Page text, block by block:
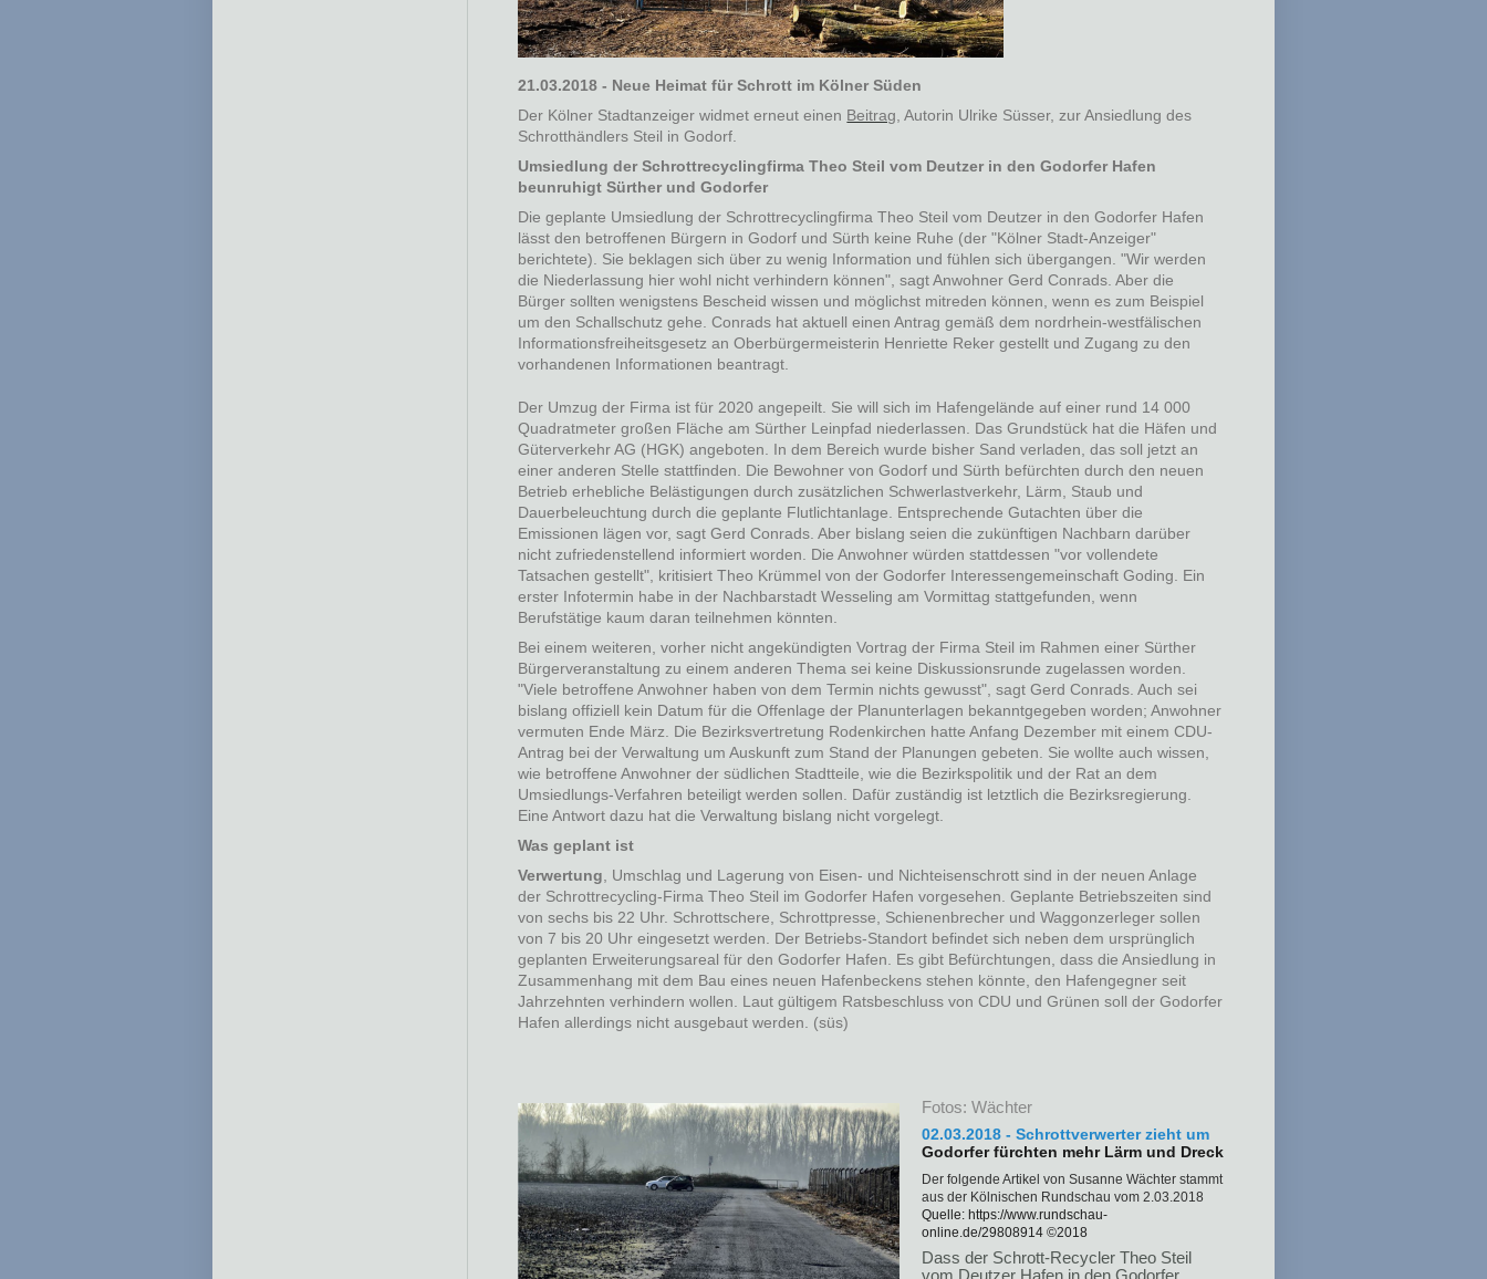
21.03.2018 - Neue Heimat für Schrott im Kölner Süden
Der Kölner Stadtanzeiger widmet erneut einen Beitrag, Autorin Ulrike Süsser, zur Ansiedlung des
Schrotthändlers Steil in Godorf.
Umsiedlung der Schrottrecyclingfirma Theo Steil vom Deutzer in den Godorfer Hafen
beunruhigt Sürther und Godorfer
Die geplante Umsiedlung der Schrottrecyclingfirma Theo Steil vom Deutzer in den Godorfer Hafen
lässt den betroffenen Bürgern in Godorf und Sürth keine Ruhe (der "Kölner Stadt-Anzeiger"
berichtete). Sie beklagen sich über zu wenig Information und fühlen sich übergangen. "Wir werden
die Niederlassung hier wohl nicht verhindern können", sagt Anwohner Gerd Conrads. Aber die
Bürger sollten wenigstens Bescheid wissen und möglichst mitreden können, wenn es zum Beispiel
um den Schallschutz gehe. Conrads hat aktuell einen Antrag gemäß dem nordrhein-westfälischen
Informationsfreiheitsgesetz an Oberbürgermeisterin Henriette Reker gestellt und Zugang zu den
vorhandenen Informationen beantragt.
Der Umzug der Firma ist für 2020 angepeilt. Sie will sich im Hafengelände auf einer rund 14 000
Quadratmeter großen Fläche am Sürther Leinpfad niederlassen. Das Grundstück hat die Häfen und
Güterverkehr AG (HGK) angeboten. In dem Bereich wurde bisher Sand verladen, das soll jetzt an
einer anderen Stelle stattfinden. Die Bewohner von Godorf und Sürth befürchten durch den neuen
Betrieb erhebliche Belästigungen durch zusätzlichen Schwerlastverkehr, Lärm, Staub und
Dauerbeleuchtung durch die geplante Flutlichtanlage. Entsprechende Gutachten über die
Emissionen lägen vor, sagt Gerd Conrads. Aber bislang seien die zukünftigen Nachbarn darüber
nicht zufriedenstellend informiert worden. Die Anwohner würden stattdessen "vor vollendete
Tatsachen gestellt", kritisiert Theo Krümmel von der Godorfer Interessengemeinschaft Goding. Ein
erster Infotermin habe in der Nachbarstadt Wesseling am Vormittag stattgefunden, wenn
Berufstätige kaum daran teilnehmen könnten.
Bei einem weiteren, vorher nicht angekündigten Vortrag der Firma Steil im Rahmen einer Sürther
Bürgerveranstaltung zu einem anderen Thema sei keine Diskussionsrunde zugelassen worden.
"Viele betroffene Anwohner haben von dem Termin nichts gewusst", sagt Gerd Conrads. Auch sei
bislang offiziell kein Datum für die Offenlage der Planunterlagen bekanntgegeben worden; Anwohner
vermuten Ende März. Die Bezirksvertretung Rodenkirchen hatte Anfang Dezember mit einem CDU-
Antrag bei der Verwaltung um Auskunft zum Stand der Planungen gebeten. Sie wollte auch wissen,
wie betroffene Anwohner der südlichen Stadtteile, wie die Bezirkspolitik und der Rat an dem
Umsiedlungs-Verfahren beteiligt werden sollen. Dafür zuständig ist letztlich die Bezirksregierung.
Eine Antwort dazu hat die Verwaltung bislang nicht vorgelegt.
Was geplant ist
Verwertung, Umschlag und Lagerung von Eisen- und Nichteisenschrott sind in der neuen Anlage
der Schrottrecycling-Firma Theo Steil im Godorfer Hafen vorgesehen. Geplante Betriebszeiten sind
von sechs bis 22 Uhr. Schrottschere, Schrottpresse, Schienenbrecher und Waggonzerleger sollen
von 7 bis 20 Uhr eingesetzt werden. Der Betriebs-Standort befindet sich neben dem ursprünglich
geplanten Erweiterungsareal für den Godorfer Hafen. Es gibt Befürchtungen, dass die Ansiedlung in
Zusammenhang mit dem Bau eines neuen Hafenbeckens stehen könnte, den Hafengegner seit
Jahrzehnten verhindern wollen. Laut gültigem Ratsbeschluss von CDU und Grünen soll der Godorfer
Hafen allerdings nicht ausgebaut werden. (süs)
Fotos: Wächter
02.03.2018 - Schrottverwerter zieht um
Godorfer fürchten mehr Lärm und Dreck
Der folgende Artikel von Susanne Wächter stammt
aus der Kölnischen Rundschau vom 2.03.2018
Quelle: https://www.rundschau-
online.de/29808914 ©2018
Dass der Schrott-Recycler Theo Steil